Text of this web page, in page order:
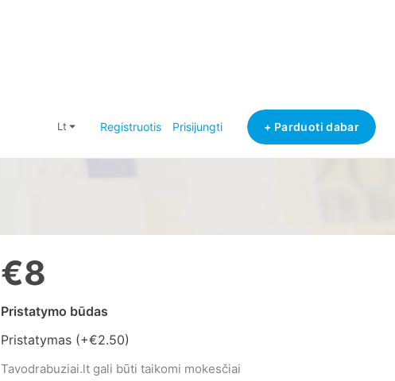
lt Registruotis Prisijungti + Parduoti dabar
€8
Pristatymo būdas
Pristatymas (+€2.50)
Tavodrabuziai.lt gali būti taikomi mokesčiai